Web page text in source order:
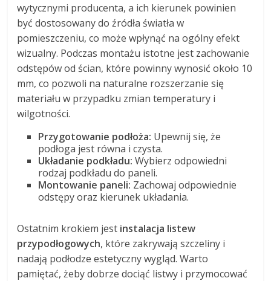
wytycznymi producenta, a ich kierunek powinien
być dostosowany do źródła światła w
pomieszczeniu, co może wpłynąć na ogólny efekt
wizualny. Podczas montażu istotne jest zachowanie
odstępów od ścian, które powinny wynosić około 10
mm, co pozwoli na naturalne rozszerzanie się
materiału w przypadku zmian temperatury i
wilgotności.
Przygotowanie podłoża: Upewnij się, że
podłoga jest równa i czysta.
Układanie podkładu: Wybierz odpowiedni
rodzaj podkładu do paneli.
Montowanie paneli: Zachowaj odpowiednie
odstępy oraz kierunek układania.
Ostatnim krokiem jest instalacja listew
przypodłogowych, które zakrywają szczeliny i
nadają podłodze estetyczny wygląd. Warto
pamiętać, żeby dobrze dociąć listwy i przymocować